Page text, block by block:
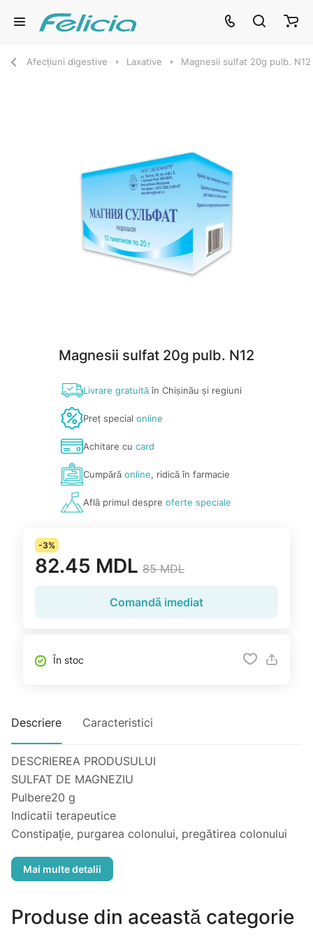
Afecțiuni digestive Laxative Magnesii sulfat 20g pulb. N12
Magnesii sulfat 20g pulb. N12
Livrare gratuităîn Chișinău și regiuni
Preț special online
Achitare cu card
Cumpărăonline, ridică în farmacie
Află primul despre oferte speciale
-3%
82.45 MDL 85 MDL
Comandă imediat
În stoc
Descriere Caracteristici
DESCRIEREA PRODUSULUI
SULFAT DE MAGNEZIU
Pulbere20 g
Indicatii terapeutice
Constipaţie, purgarea colonului, pregătirea colonului
orb, colangită, colecistită, intoxicaţii cu săruri ale
bariu solubile (antidot).
Produse din această categorie